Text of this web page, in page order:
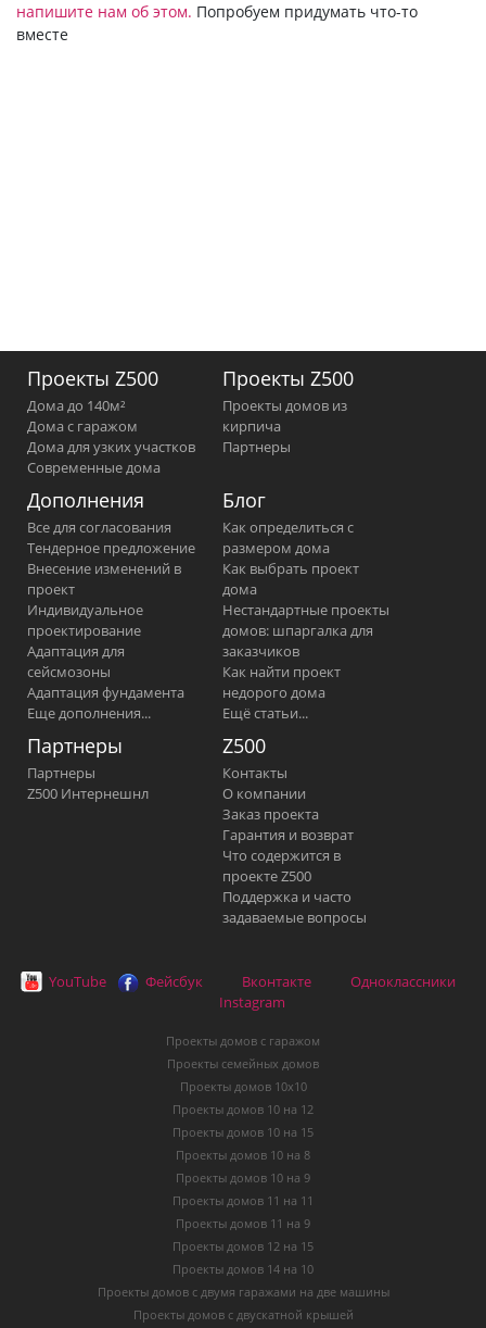
напишите нам об этом. Попробуем придумать что-то
вместе
Проекты Z500
Дома до 140м²
Дома с гаражом
Дома для узких участков
Современные дома
Проекты Z500
Проекты домов из
кирпича
Партнеры
Дополнения
Все для согласования
Тендерное предложение
Внесение изменений в
проект
Индивидуальное
проектирование
Адаптация для
сейсмозоны
Адаптация фундамента
Еще дополнения...
Блог
Как определиться с
размером дома
Как выбрать проект
дома
Нестандартные проекты
домов: шпаргалка для
заказчиков
Как найти проект
недорого дома
Ещё статьи...
Партнеры
Партнеры
Z500 Интернешнл
Z500
Контакты
О компании
Заказ проекта
Гарантия и возврат
Что содержится в
проекте Z500
Поддержка и часто
задаваемые вопросы
YouTube Фейсбук Вконтакте
Одноклассники
Instagram
Проекты домов с гаражом
Проекты семейных домов
Проекты домов 10х10
Проекты домов 10 на 12
Проекты домов 10 на 15
Проекты домов 10 на 8
Проекты домов 10 на 9
Проекты домов 11 на 11
Проекты домов 11 на 9
Проекты домов 12 на 15
Проекты домов 14 на 10
Проекты домов с двумя гаражами на две машины
Проекты домов с двускатной крышей